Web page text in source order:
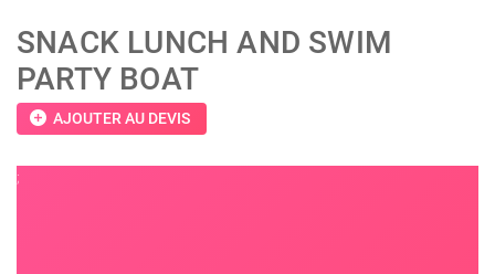
SNACK LUNCH AND SWIM
PARTY BOAT
add_circle AJOUTER AU DEVIS
;